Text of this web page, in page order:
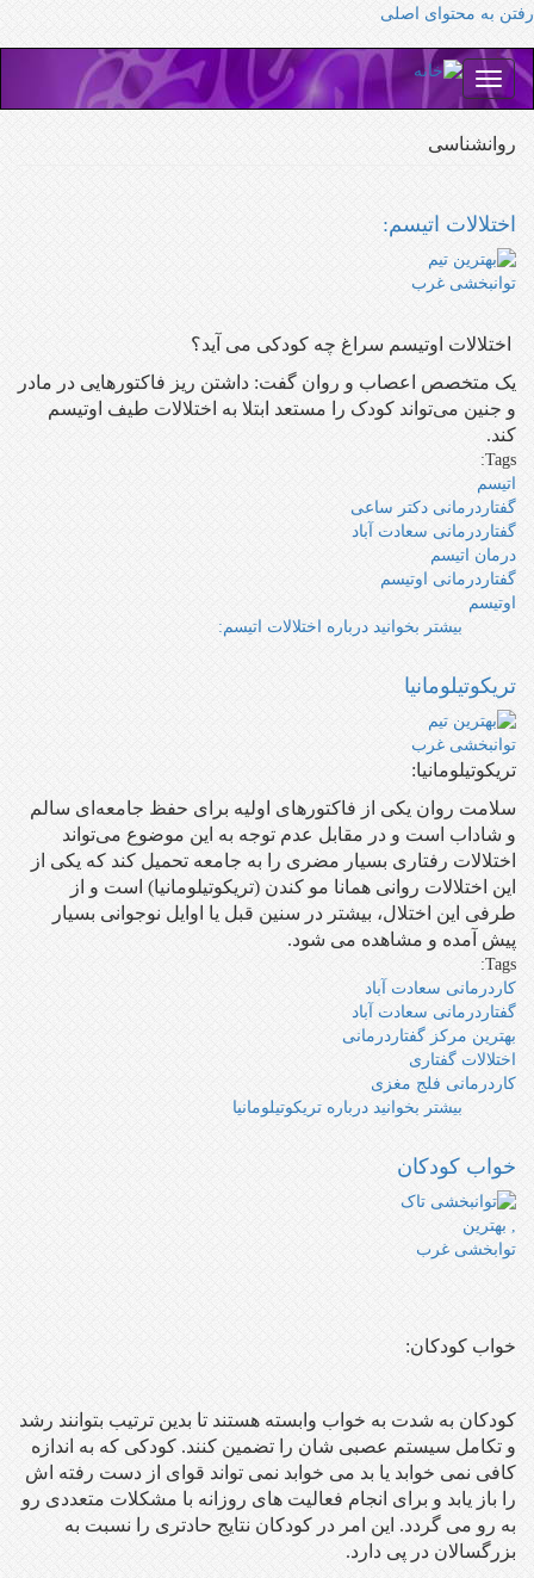
رفتن به محتوای اصلی
Toggle
navigation
روانشناسی
اختلالات اتیسم:
اختلالات اوتیسم سراغ چه کودکی می آید؟
یک متخصص اعصاب و روان گفت: داشتن ریز فاکتور‌هایی در مادر
و جنین می‌تواند کودک را مستعد ابتلا به اختلالات طیف اوتیسم
کند.
Tags:
اتیسم
گفتاردرمانی دکتر ساعی
گفتاردرمانی سعادت آباد
درمان اتیسم
گفتاردرمانی اوتیسم
اوتیسم
بیشتر بخوانید درباره اختلالات اتیسم:
تریکوتیلومانیا
تریکوتیلومانیا:
سلامت روان یکی از فاکتورهای اولیه برای حفظ جامعه‌ای سالم
و شاداب است و در مقابل عدم توجه به این موضوع می‌تواند
اختلالات رفتاری بسیار مضری را به جامعه تحمیل کند که یکی از
این اختلالات روانی همانا مو کندن (تریکوتیلومانیا) است و از
طرفی این اختلال، بیشتر در سنین قبل یا اوایل نوجوانی بسیار
پیش آمده و مشاهده می شود.
Tags:
کاردرمانی سعادت آباد
گفتاردرمانی سعادت آباد
بهترین مرکز گفتاردرمانی
اختلالات گفتاری
کاردرمانی فلج مغزی
بیشتر بخوانید درباره تریکوتیلومانیا
خواب کودکان
خواب کودکان:
کودکان به شدت به خواب وابسته هستند تا بدین ترتیب بتوانند رشد
و تکامل سیستم عصبی شان را تضمین کنند. کودکی که به اندازه
کافی نمی خوابد یا بد می خوابد نمی تواند قوای از دست رفته اش
را باز یابد و برای انجام فعالیت های روزانه با مشکلات متعددی رو
به رو می گردد. این امر در کودکان نتایج حادتری را نسبت به
بزرگسالان در پی دارد.